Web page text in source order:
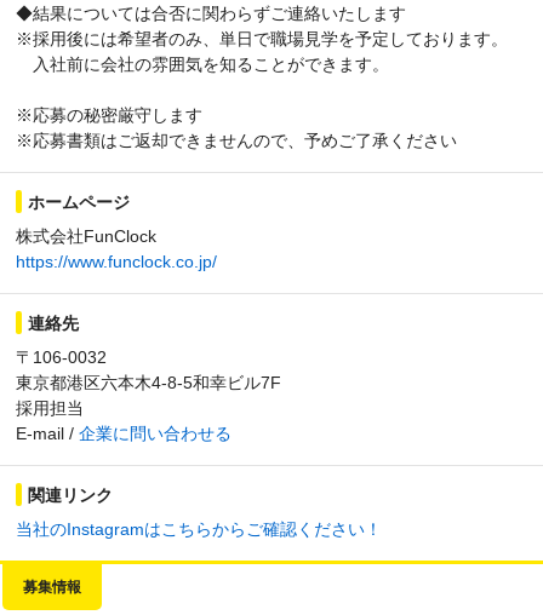
◆結果については合否に関わらずご連絡いたします
※採用後には希望者のみ、単日で職場見学を予定しております。
入社前に会社の雰囲気を知ることができます。
※応募の秘密厳守します
※応募書類はご返却できませんので、予めご了承ください
ホームページ
株式会社FunClock
https://www.funclock.co.jp/
連絡先
〒106-0032
東京都港区六本木4-8-5和幸ビル7F
採用担当
E-mail / 企業に問い合わせる
関連リンク
当社のInstagramはこちらからご確認ください！
募集情報